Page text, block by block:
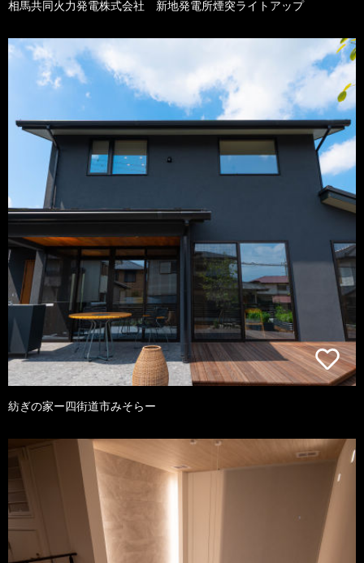
相馬共同火力発電株式会社 新地発電所煙突ライトアップ
紡ぎの家ー四街道市みそらー